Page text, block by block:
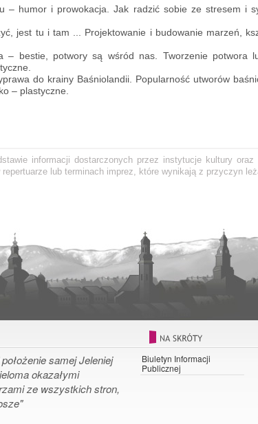
– humor i prowokacja.Jak radzić sobie ze stresem i
jest tu i tam ... Projektowanie i budowanie marzeń,
– bestie, potwory są wśród nas. Tworzenie potwora
do krainy Baśniolandii. Popularność utworów
– plastyczne.
informacji dostarczonych przez instytucje kultury
lub terminach imprez, które wynikają z przyczyn
samej Jeleniej
okazałymi
ze wszystkich stron,
Biuletyn Informacji
Publicznej